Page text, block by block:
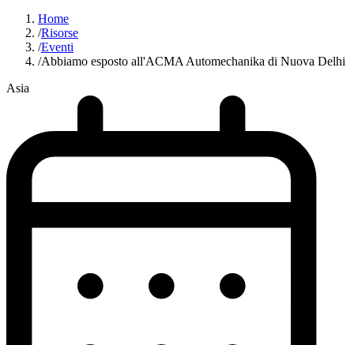
Home
/Risorse
/Eventi
/Abbiamo esposto all'ACMA Automechanika di Nuova Delhi
Asia